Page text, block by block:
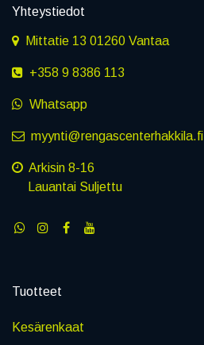
Yhteystiedot
Mittatie 13 01260 Vantaa
+358 9 8386 113
Whatsapp
myynti@rengascenterhakkila.fi
Arkisin 8-16
Lauantai Suljettu
Tuotteet
Kesärenkaat